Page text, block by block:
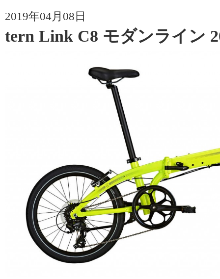
2019年04月08日
tern Link C8 モダンライン